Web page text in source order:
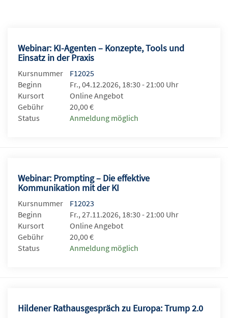
Webinar: KI-Agenten – Konzepte, Tools und
Einsatz in der Praxis
Kursnummer
F12025
Beginn
Fr., 04.12.2026, 18:30 - 21:00 Uhr
Kursort
Online Angebot
Gebühr
20,00 €
Status
Anmeldung möglich
Webinar: Prompting – Die effektive
Kommunikation mit der KI
Kursnummer
F12023
Beginn
Fr., 27.11.2026, 18:30 - 21:00 Uhr
Kursort
Online Angebot
Gebühr
20,00 €
Status
Anmeldung möglich
Hildener Rathausgespräch zu Europa: Trump 2.0